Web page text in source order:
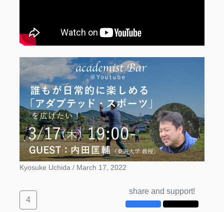
Kyosuke Uchida / March 17, 2022
4
share and support!